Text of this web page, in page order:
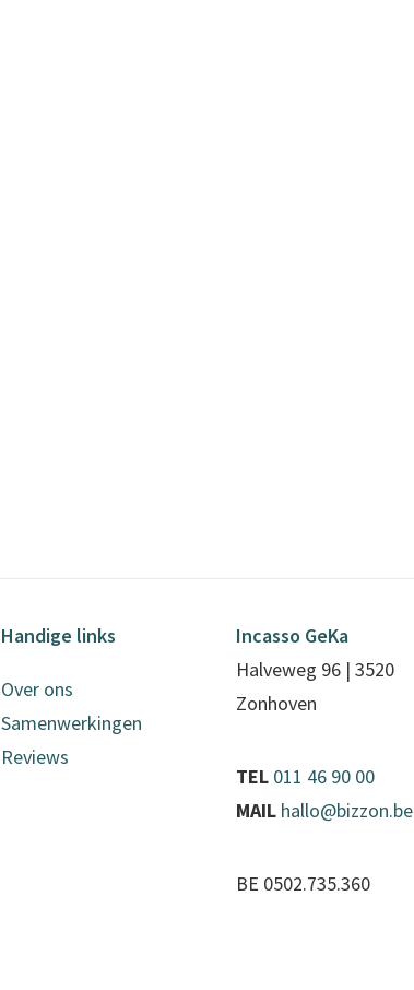
Handige links
Over ons
Samenwerkingen
Reviews
Incasso GeKa
Halveweg 96 | 3520
Zonhoven
TEL 011 46 90 00
MAIL hallo@bizzon.be
BE 0502.735.360